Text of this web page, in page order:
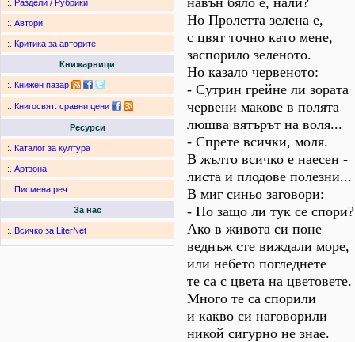
:. Раздели / Рубрики
:. Автори
:. Критика за авторите
Книжарници
:. Книжен пазар
:. Книгосвят: сравни цени
Ресурси
:. Каталог за култура
:. Артзона
:. Писмена реч
За нас
:. Всичко за LiterNet
Но Пролетта зелена е,
с цвят точно като мене,
заспорило зеленото.
Но казало червеното:
- Сутрин грейне ли зората
червени макове в полята
люшва вятърът на воля...
- Спрете всички, моля.
В жълто всичко е наесен -
листа и плодове полезни...
В миг синьо заговори:
- Но защо ли тук се спори?
Ако в живота си поне
веднъж сте виждали море,
или небето погледнете
те са с цвета на цветовете.
Много те са спорили
и какво си наговорили
никой сигурно не знае.